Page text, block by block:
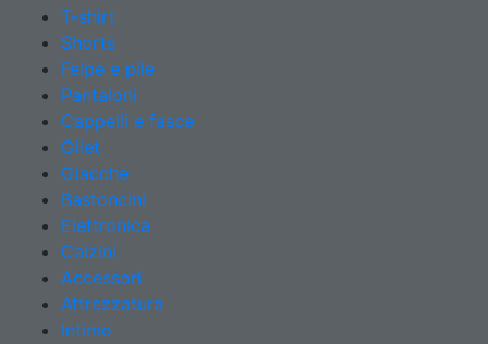
T-shirt
Shorts
Felpe e pile
Pantaloni
Cappelli e fasce
Gilet
Giacche
Bastoncini
Elettronica
Calzini
Accessori
Attrezzatura
Intimo